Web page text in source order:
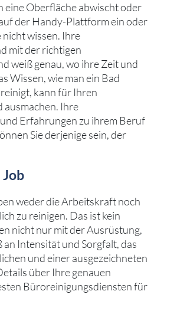
eine Oberfläche abwischt oder
der Handy-Plattform ein oder
nicht wissen. Ihre
mit der richtigen
weiß genau, wo ihre Zeit und
Wissen, wie man ein Bad
kann für Ihren
Ihre
Erfahrungen zu ihrem Beruf
Sie derjenige sein, der
weder die Arbeitskraft noch
zu reinigen. Das ist kein
nicht nur mit der Ausrüstung,
Intensität und Sorgfalt, das
und einer ausgezeichneten
über Ihre genauen
Büroreinigungsdiensten für